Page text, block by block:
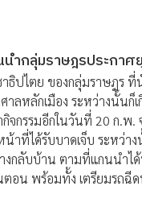
นำกลุ่มราษฎรประก
ธิปไตย ของกลุ่มราษฎร
หลักเมือง ระหว่างนั้นก็
กรรมอีกในวันที่ 20 ก.พ.
น้าที่ได้รับบาดเจ็บ ระห
งกลับบ้าน ตามที่แกนนำไ
ตอน พร้อมทั้ง เตรียมรถ